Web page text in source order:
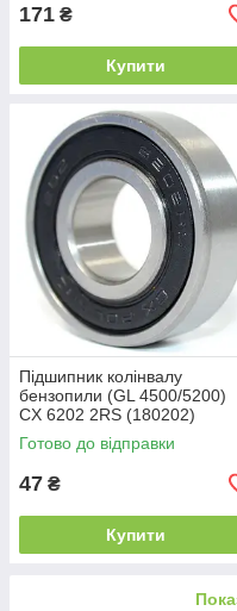
171 ₴
Купити
Підшипник колінвалу
бензопили (GL 4500/5200)
CX 6202 2RS (180202)
(15x35x11)
Готово до відправки
47 ₴
Купити